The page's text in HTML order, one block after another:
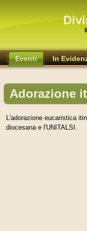
Eventi In
Adorazione
L'adorazione eucaristica
diocesana e l'UNITALSI.